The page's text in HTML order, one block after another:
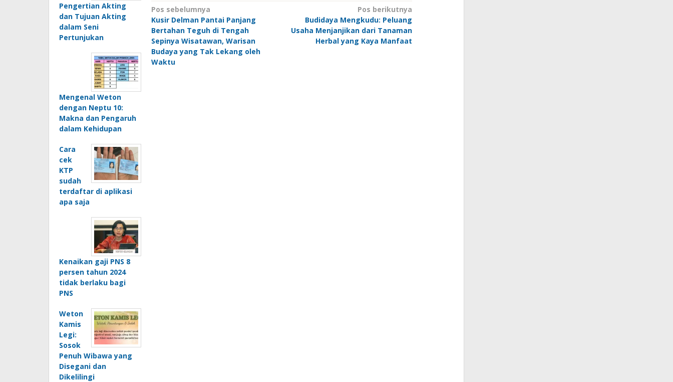
Pengertian Akting
dan Tujuan Akting
dalam Seni
Pertunjukan
Mengenal Weton
dengan Neptu 10:
Makna dan Pengaruh
dalam Kehidupan
Cara
cek
KTP
sudah
terdaftar di aplikasi
apa saja
Kenaikan gaji PNS 8
persen tahun 2024
tidak berlaku bagi
PNS
Weton
Kamis
Legi:
Sosok
Penuh Wibawa yang
Disegani dan
Dikelilingi
Navigasi
pos
Pos sebelumnya
Kusir Delman Pantai Panjang
Bertahan Teguh di Tengah
Sepinya Wisatawan, Warisan
Budaya yang Tak Lekang oleh
Waktu
Pos berikutnya
Budidaya Mengkudu: Peluang
Usaha Menjanjikan dari Tanaman
Herbal yang Kaya Manfaat